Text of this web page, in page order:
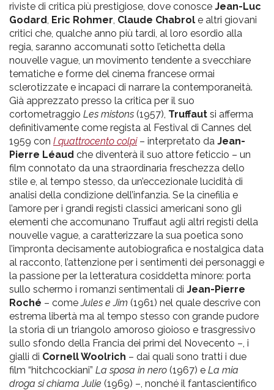
riviste di critica più prestigiose, dove conosce Jean-Luc
Godard, Eric Rohmer, Claude Chabrol e altri giovani
critici che, qualche anno più tardi, al loro esordio alla
regia, saranno accomunati sotto l’etichetta della
nouvelle vague, un movimento tendente a svecchiare
tematiche e forme del cinema francese ormai
sclerotizzate e incapaci di narrare la contemporaneità.
Già apprezzato presso la critica per il suo
cortometraggio Les mistons (1957), Truffaut si afferma
definitivamente come regista al Festival di Cannes del
1959 con I quattrocento colpi– interpretato da Jean-
Pierre Léaud che diventerà il suo attore feticcio – un
film connotato da una straordinaria freschezza dello
stile e, al tempo stesso, da un’eccezionale lucidità di
analisi della condizione dell’infanzia. Se la cinefilia e
l’amore per i grandi registi classici americani sono gli
elementi che accomunano Truffaut agli altri registi della
nouvelle vague, a caratterizzare la sua poetica sono
l’impronta decisamente autobiografica e nostalgica data
al racconto, l’attenzione per i sentimenti dei personaggi e
la passione per la letteratura cosiddetta minore: porta
sullo schermo i romanzi sentimentali di Jean-Pierre
Roché – comeJules e Jim (1961) nel quale descrive con
estrema libertà ma al tempo stesso con grande pudore
la storia di un triangolo amoroso gioioso e trasgressivo
sullo sfondo della Francia dei primi del Novecento –, i
gialli di Cornell Woolrich – dai quali sono tratti i due
film “hitchcockiani” La sposa in nero (1967) e La mia
droga si chiama Julie (1969) –, nonché il fantascientifico